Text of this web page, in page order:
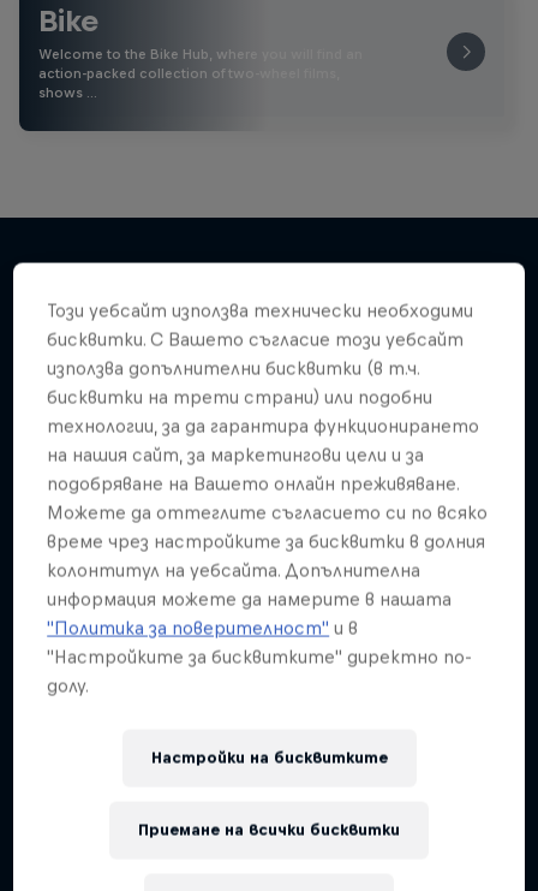
Bike
Welcome to the Bike Hub, where you will find an
action-packed collection of two-wheel films,
shows …
Подобни
Този уебсайт използва технически необходими
бисквитки. С Вашето съгласие този уебсайт
използва допълнителни бисквитки (в т.ч.
бисквитки на трети страни) или подобни
технологии, за да гарантира функционирането
на нашия сайт, за маркетингови цели и за
подобряване на Вашето онлайн преживяване.
Можете да оттеглите съгласието си по всяко
време чрез настройките за бисквитки в долния
колонтитул на уебсайта. Допълнителна
информация можете да намерите в нашата
"Политика за поверителност" и в
"Настройките за бисквитките" директно по-
долу.
Настройки на бисквитките
Приемане на всички бисквитки